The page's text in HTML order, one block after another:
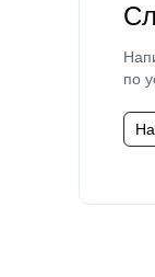
по